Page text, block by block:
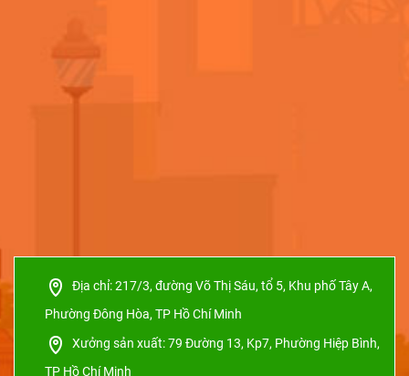
Địa chỉ:217/3, đường Võ Thị Sáu, tổ 5, Khu phố Tây A,
Phường Đông Hòa, TP Hồ Chí Minh
Xưởng sản xuất:79 Đường 13, Kp7, Phường Hiệp Bình,
TP Hồ Chí Minh